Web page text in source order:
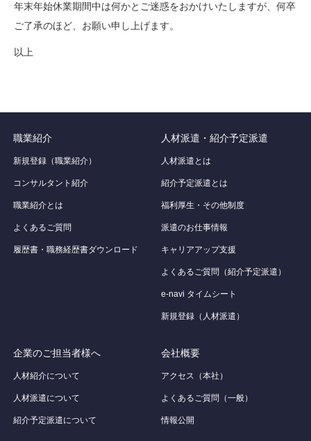
年末年始休業期間中は何かとご迷惑をおかけいたしますが、何卒
ご了承のほど、お願い申し上げます。
以上
職業紹介
新規登録（職業紹介）
コンサルタント紹介
職業紹介とは
よくあるご質問
履歴書・職務経歴書ダウンロード
人材派遣・紹介予定派遣
人材派遣とは
紹介予定派遣とは
福利厚生・その他制度
派遣のお仕事情報
キャリアアップ支援
よくあるご質問（紹介予定派遣）
e-navi タイムシート
新規登録（人材派遣）
企業のご担当者様へ
人材紹介について
人材派遣について
紹介予定派遣について
会社概要
アクセス（本社）
よくあるご質問（一般）
情報公開